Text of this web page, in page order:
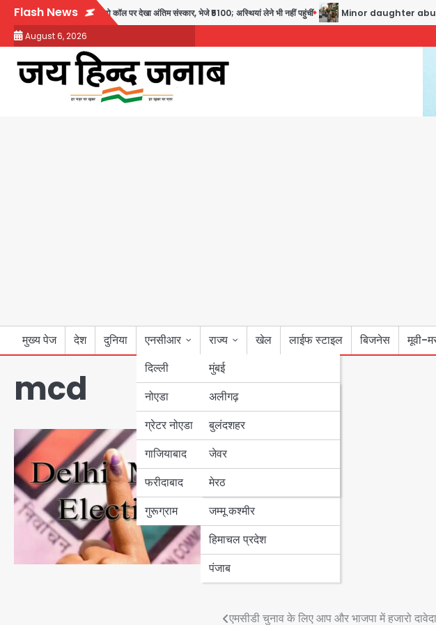
Skip
content
Flash News
तीनों बेटियों ने वीडियो कॉल पर देखा अंतिम संस्कार, भेजे ₹5100; अस्थियां लेने भी नहीं पहुंचीं Minor daughter abuse case in
August 6, 2026
मुख्य पेज देश दुनिया
एनसीआर
दिल्ली
नोएडा
ग्रेटर नोएडा
गाजियाबाद
फरीदाबाद
गुरूग्राम
राज्य
मुंबई
उत्तर प्रदेश
अलीगढ़
बुलंदशहर
जेवर
मेरठ
बिहार
पंजाब
हरियाणा
जम्मू कश्मीर
हिमाचल प्रदेश
पंजाब
खेल लाईफ स्टाइल बिजनेस मूवी-
mcd
एमसीडी चुनाव के लिए आप और भाजपा में हजारो